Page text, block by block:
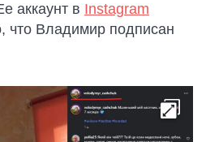
аккаунт в Instagram
что Владимир подписан